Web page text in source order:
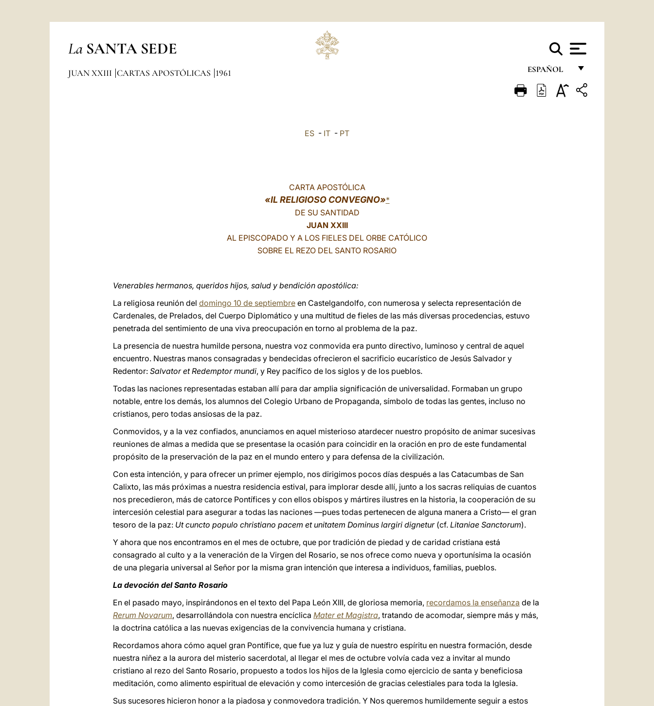
La SANTA SEDE
ESPAÑOL
FRANÇAIS
JUAN XXIII CARTAS APOSTÓLICAS 1961
ES - IT - PT
CARTA APOSTÓLICA
«IL RELIGIOSO CONVEGNO»*
DE SU SANTIDAD
JUAN XXIII
AL EPISCOPADO Y A LOS FIELES DEL ORBE CATÓLICO
SOBRE EL REZO DEL SANTO ROSARIO
Venerables hermanos, queridos hijos, salud y bendición apostólica:
La religiosa reunión del domingo 10 de septiembre en Castelgandolfo, con numerosa y selecta representación de
Cardenales, de Prelados, del Cuerpo Diplomático y una multitud de fieles de las más diversas procedencias, estuvo
penetrada del sentimiento de una viva preocupación en torno al problema de la paz.
La presencia de nuestra humilde persona, nuestra voz conmovida era punto directivo, luminoso y central de aquel
encuentro. Nuestras manos consagradas y bendecidas ofrecieron el sacrificio eucarístico de Jesús Salvador y
Redentor: Salvator et Redemptor mundi, y Rey pacífico de los siglos y de los pueblos.
Todas las naciones representadas estaban allí para dar amplia significación de universalidad. Formaban un grupo
notable, entre los demás, los alumnos del Colegio Urbano de Propaganda, símbolo de todas las gentes, incluso no
cristianos, pero todas ansiosas de la paz.
Conmovidos, y a la vez confiados, anunciamos en aquel misterioso atardecer nuestro propósito de animar sucesivas
reuniones de almas a medida que se presentase la ocasión para coincidir en la oración en pro de este fundamental
propósito de la preservación de la paz en el mundo entero y para defensa de la civilización.
Con esta intención, y para ofrecer un primer ejemplo, nos dirigimos pocos días después a las Catacumbas de San
Calixto, las más próximas a nuestra residencia estival, para implorar desde allí, junto a los sacras reliquias de cuantos
nos precedieron, más de catorce Pontífices y con ellos obispos y mártires ilustres en la historia, la cooperación de su
intercesión celestial para asegurar a todas las naciones —pues todas pertenecen de alguna manera a Cristo— el gran
tesoro de la paz: Ut cuncto populo christiano pacem et unitatem Dominus largiri dignetur(cf. Litaniae Sanctorum).
Y ahora que nos encontramos en el mes de octubre, que por tradición de piedad y de caridad cristiana está
consagrado al culto y a la veneración de la Virgen del Rosario, se nos ofrece como nueva y oportunísima la ocasión
de una plegaria universal al Señor por la misma gran intención que interesa a individuos, familias, pueblos.
La devoción del Santo Rosario
En el pasado mayo, inspirándonos en el texto del Papa León XIII, de gloriosa memoria, recordamos la enseñanza de la
Rerum Novarum, desarrollándola con nuestra encíclica Mater et Magistra, tratando de acomodar, siempre más y más,
la doctrina católica a las nuevas exigencias de la convivencia humana y cristiana.
Recordamos ahora cómo aquel gran Pontífice, que fue ya luz y guía de nuestro espíritu en nuestra formación, desde
nuestra niñez a la aurora del misterio sacerdotal, al llegar el mes de octubre volvía cada vez a invitar al mundo
cristiano al rezo del Santo Rosario, propuesto a todos los hijos de la Iglesia como ejercicio de santa y beneficiosa
meditación, como alimento espiritual de elevación y como intercesión de gracias celestiales para toda la Iglesia.
Sus sucesores hicieron honor a la piadosa y conmovedora tradición. Y Nos queremos humildemente seguir a estos